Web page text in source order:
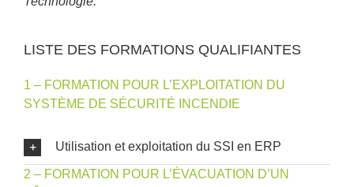
LISTE DES FORMATIONS QUALIFIANTES
1 – FORMATION POUR L’EXPLOITATION DU
SYSTÈME DE SÉCURITÉ INCENDIE
Utilisation et exploitation du SSI en ERP
2 – FORMATION POUR L’ÉVACUATION D’UN